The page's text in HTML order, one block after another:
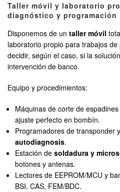
Taller móvil y laboratorio
diagnóstico y programación
Disponemos de un taller móvil
laboratorio propio para trabajos
decidir, según el caso, si la
intervención de banco.
Equipo y procedimientos:
Máquinas de corte de
ajuste perfecto en bombín.
Programadores de transponder
autodiagnosis.
Estación desoldadura y
botones y antenas.
Lectores de EEPROM/MCU y
BSI, CAS, FEM/BDC.